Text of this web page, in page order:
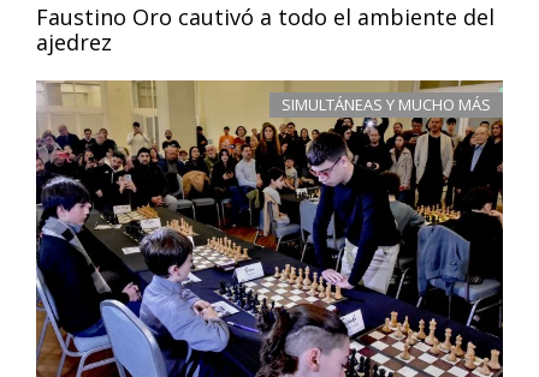
Faustino Oro cautivó a todo el ambiente del
ajedrez
SIMULTÁNEAS Y MUCHO MÁS